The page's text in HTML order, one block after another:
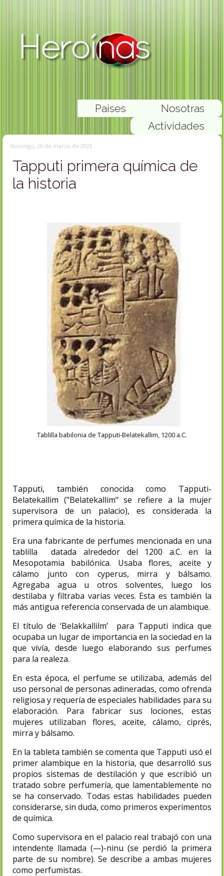
Nosotras
Paises
Actividades
domingo, 20 de marzo de 2022
Tapputi primera química de
la historia
Tablilla babilonia de Tapputi-Belatekallim, 1200 a.C.
Tapputi, también conocida como Tapputi-
Belatekallim ("Belatekallim" se refiere a la mujer
supervisora de un palacio),​ es considerada la
primera química de la historia.
Era una fabricante de perfumes mencionada en una
tablilla datada alrededor del 1200 a.C. en la
Mesopotamia babilónica.​ Usaba flores, aceite y
cálamo junto con cyperus, mirra y bálsamo.
Agregaba agua u otros solventes, luego los
destilaba y filtraba varias veces.​ Esta es también la
más antigua referencia conservada de un alambique.
El título de ‘Belakkallilm’ para Tapputi indica que
ocupaba un lugar de importancia en la sociedad en la
que vivía, desde luego elaborando sus perfumes
para la realeza.
En esta época, el perfume se utilizaba, además del
uso personal de personas adineradas, como ofrenda
religiosa y requería de especiales habilidades para su
elaboración. Para fabricar sus lociones, estas
mujeres utilizaban flores, aceite, cálamo, ciprés,
mirra y bálsamo.
En la tableta también se comenta que Tapputi usó el
primer alambique en la historia, que desarrolló sus
propios sistemas de destilación y que escribió un
tratado sobre perfumería, que lamentablemente no
se ha conservado. Todas estas habilidades pueden
considerarse, sin duda, como primeros experimentos
de química.
Como supervisora en el palacio real trabajó con una
intendente llamada (—)-ninu (se perdió la primera
parte de su nombre). Se describe a ambas mujeres
como perfumistas.